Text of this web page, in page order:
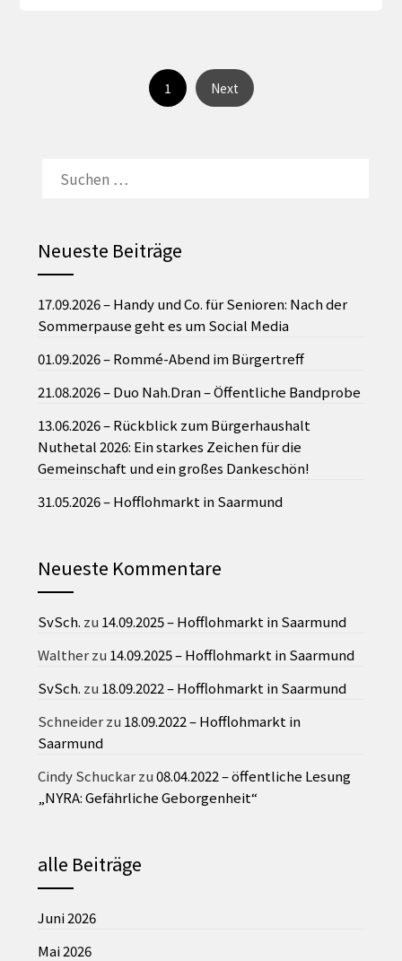
1 Next
NACH:
Neueste Beiträge
17.09.2026 – Handy und Co. für Senioren: Nach der
Sommerpause geht es um Social Media
01.09.2026 – Rommé-Abend im Bürgertreff
21.08.2026 – Duo Nah.Dran – Öffentliche Bandprobe
13.06.2026 – Rückblick zum Bürgerhaushalt
Nuthetal 2026: Ein starkes Zeichen für die
Gemeinschaft und ein großes Dankeschön!
31.05.2026 – Hofflohmarkt in Saarmund
Neueste Kommentare
SvSch. zu 14.09.2025 – Hofflohmarkt in Saarmund
Waltherzu 14.09.2025 – Hofflohmarkt in Saarmund
SvSch. zu 18.09.2022 – Hofflohmarkt in Saarmund
Schneiderzu 18.09.2022 – Hofflohmarkt in
Saarmund
Cindy Schuckarzu08.04.2022 – öffentliche Lesung
„NYRA: Gefährliche Geborgenheit“
alle Beiträge
Juni 2026
Mai 2026